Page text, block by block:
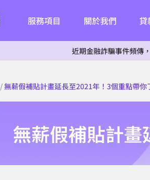
服務項目 關於我們 貸
近期金融詐騙事件頻傳，為杜絕詐
/無薪假補貼計畫延長至2021年！3個重點帶你
無薪假補貼計